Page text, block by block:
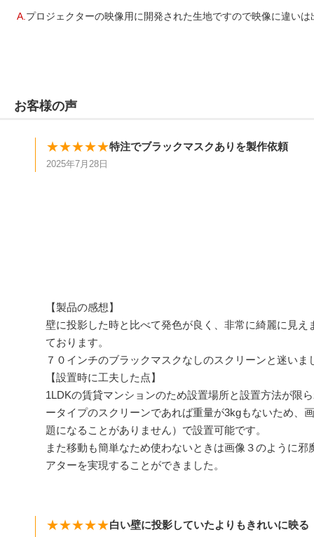
A.プロジェクターの映像用に開発された生地ですので映像に違
お客様の声
★★★★★特注でブラックマスクありを製作依頼
2025年7月28日
【製品の感想】
壁に投影した時と比べて発色が良く、非常に綺麗に見
ております。
７０インチのブラックマスクなしのスクリーンと迷い
【設置時に工夫した点】
1LDKの賃貸マンションのため設置場所と設置方法が限
ータイプのスクリーンであれば重量が3kgもないため、
題になることがありません）で設置可能です。
また移動も簡単なため使わないときは画像３のように
アターを実現することができました。
★★★★★白い壁に投影していたよりもきれいに映る